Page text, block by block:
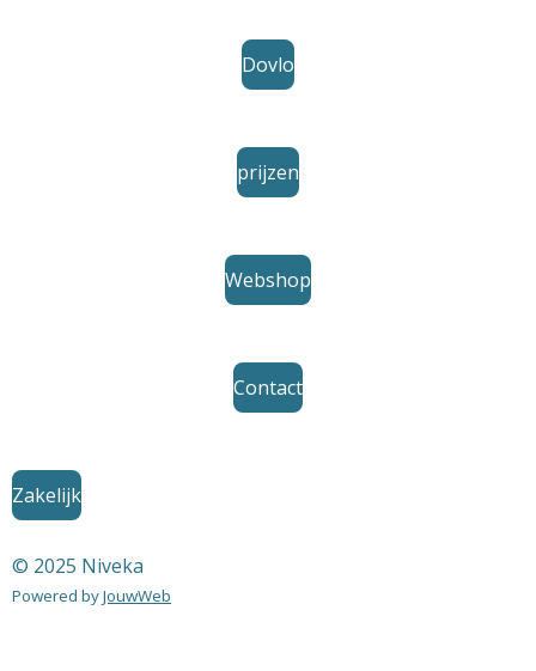
Dovlo
prijzen
Webshop
Contact
Zakelijk
© 2025 Niveka
Powered byJouwWeb